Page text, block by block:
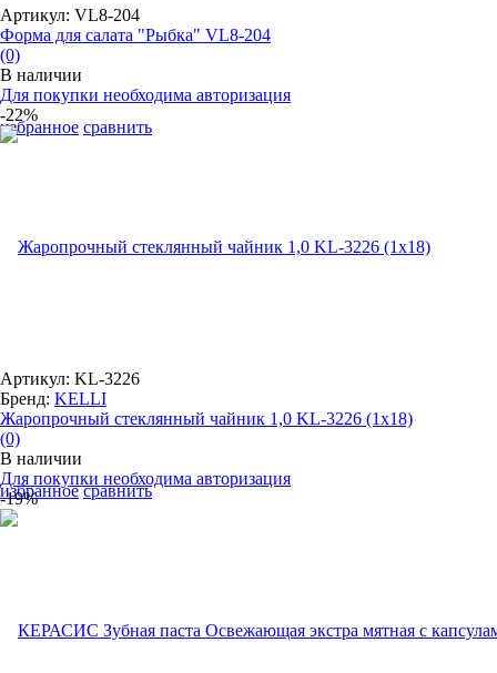
избранное сравнить
Артикул: VL8-204
Форма для салата "Рыбка" VL8-204
(0)
В наличии
Для покупки необходима авторизация
-22%
избранное сравнить
Артикул: KL-3226
Бренд: KELLI
Жаропрочный стеклянный чайник 1,0 KL-3226 (1x18)
(0)
В наличии
Для покупки необходима авторизация
-19%